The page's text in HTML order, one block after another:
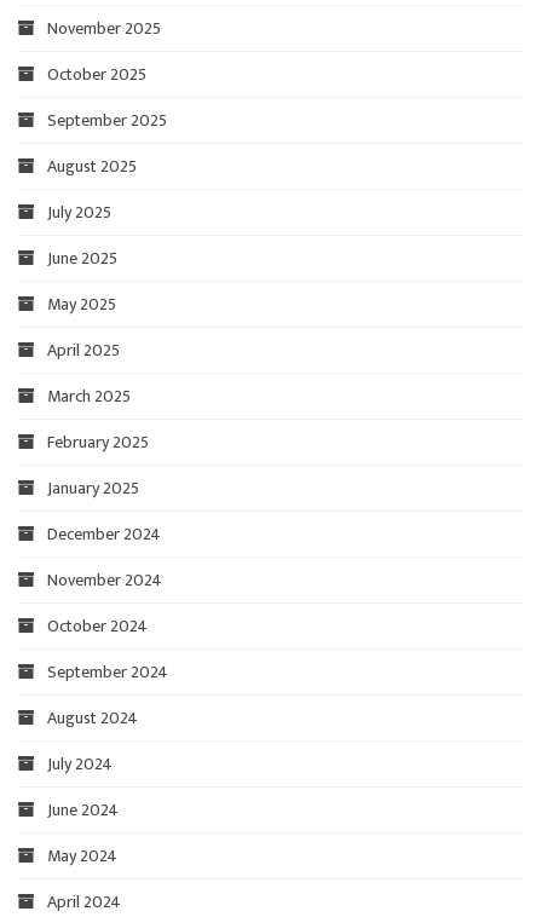
November 2025
October 2025
September 2025
August 2025
July 2025
June 2025
May 2025
April 2025
March 2025
February 2025
January 2025
December 2024
November 2024
October 2024
September 2024
August 2024
July 2024
June 2024
May 2024
April 2024